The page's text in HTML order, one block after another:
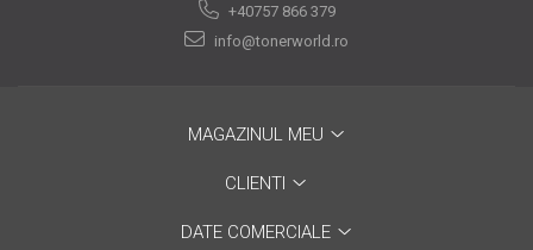
+40757 866 379
info@tonerworld.ro
MAGAZINUL MEU
CLIENTI
DATE COMERCIALE